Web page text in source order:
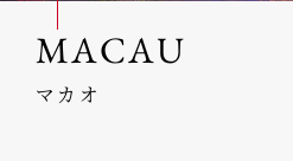
MACAU
マカオ